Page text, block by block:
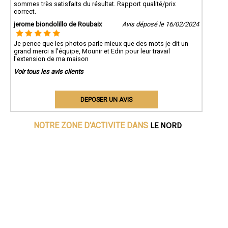
sommes très satisfaits du résultat. Rapport qualité/prix
correct.
jerome biondolillo de Roubaix
Avis déposé le 16/02/2024
Je pence que les photos parle mieux que des mots je dit un
grand merci a l'équipe, Mounir et Edin pour leur travail
l'extension de ma maison
Voir tous les avis clients
DEPOSER UN AVIS
NOTRE ZONE D'ACTIVITE DANS LE NORD